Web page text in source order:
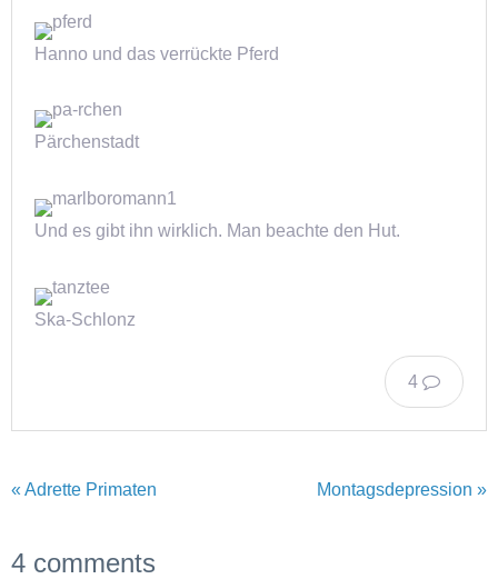
Hanno und das verrückte Pferd
Pärchenstadt
Und es gibt ihn wirklich. Man beachte den Hut.
Ska-Schlonz
4
« Adrette Primaten Montagsdepression »
4 comments